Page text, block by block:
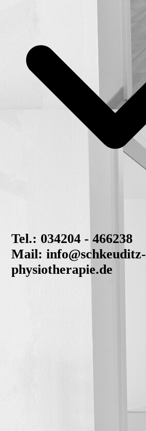
Tel.: 034204 - 466238
Mail: info@schkeuditz-
physiotherapie.de